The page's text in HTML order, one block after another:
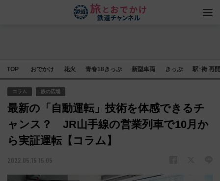
TOP おでかけ 花火 青春18きっぷ 新型車両 きっぷ 駅･街 再
コラム 鉄の広場
最新の「自動運転」技術を体感できるチ
ャンス？ JR山手線の営業列車で10月か
ら実証運転【コラム】
2022.05.15 15:05